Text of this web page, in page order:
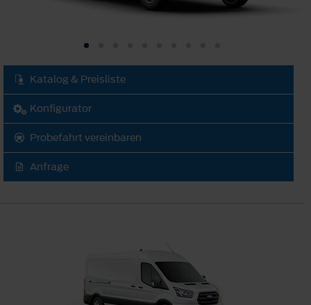
Katalog & Preisliste
Konfigurator
Probefahrt vereinbaren
Anfrage